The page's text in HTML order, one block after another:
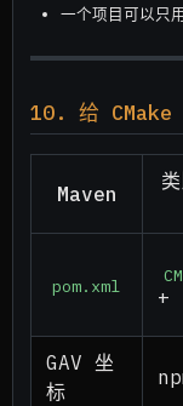
一个项目可以只
10. 给 CMake
Maven
pom.xml +
GAV 坐
标